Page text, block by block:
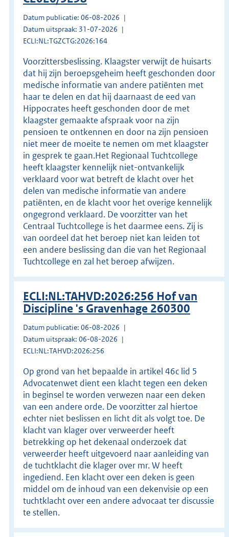
Datum publicatie: 06-08-2026
Datum uitspraak: 31-07-2026
ECLI:NL:TGZCTG:2026:164
Voorzittersbeslissing. Klaagster verwijt de huisarts
dat hij zijn beroepsgeheim heeft geschonden door
medische informatie van andere patiënten met
haar te delen en dat hij daarnaast de eed van
Hippocrates heeft geschonden door de met
klaagster gemaakte afspraak voor na zijn
pensioen te ontkennen en door na zijn pensioen
niet meer de moeite te nemen om met klaagster
in gesprek te gaan.Het Regionaal Tuchtcollege
heeft klaagster kennelijk niet-ontvankelijk
verklaard voor wat betreft de klacht over het
delen van medische informatie van andere
patiënten, en de klacht voor het overige kennelijk
ongegrond verklaard. De voorzitter van het
Centraal Tuchtcollege is het daarmee eens. Zij is
van oordeel dat het beroep niet kan leiden tot
een andere beslissing dan die van het Regionaal
Tuchtcollege en zal het beroep afwijzen.
ECLI:NL:TAHVD:2026:256 Hof van
Discipline 's Gravenhage 260300
Datum publicatie: 06-08-2026
Datum uitspraak: 06-08-2026
ECLI:NL:TAHVD:2026:256
Op grond van het bepaalde in artikel 46c lid 5
Advocatenwet dient een klacht tegen een deken
in beginsel te worden verwezen naar een deken
van een andere orde. De voorzitter zal hiertoe
echter niet beslissen en licht dit als volgt toe. De
klacht van klager over verweerder heeft
betrekking op het dekenaal onderzoek dat
verweerder heeft uitgevoerd naar aanleiding van
de tuchtklacht die klager over mr. W heeft
ingediend. Een klacht over een deken is geen
middel om de inhoud van een dekenvisie op een
tuchtklacht over een andere advocaat ter discussie
te stellen.